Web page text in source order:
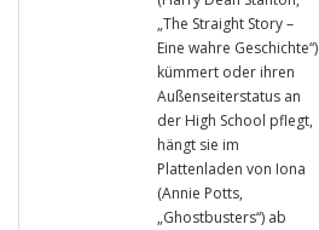
„The Straight Story –
Eine wahre Geschichte“)
kümmert oder ihren
Außenseiterstatus an
der High School pflegt,
hängt sie im
Plattenladen von Iona
(Annie Potts,
„Ghostbusters“) ab